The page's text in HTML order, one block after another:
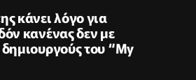
κάνει λόγο για
κανένας δεν με
του “My